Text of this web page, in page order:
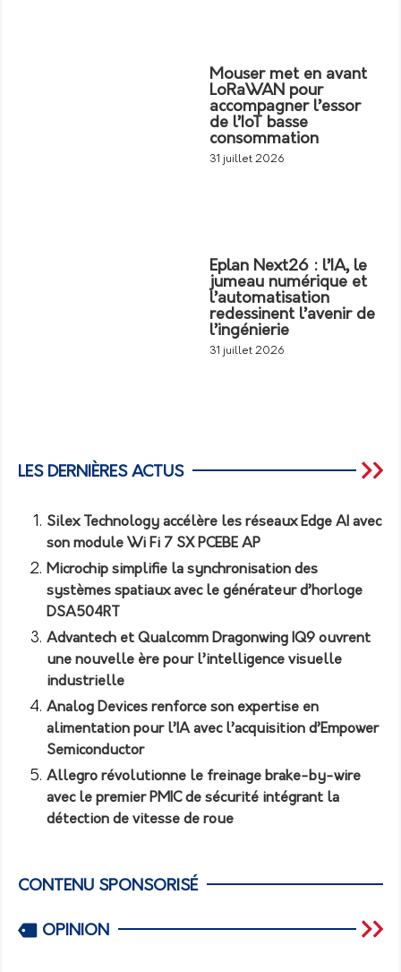
Mouser met en avant
LoRaWAN pour
accompagner l’essor
de l’IoT basse
consommation
31 juillet 2026
Eplan Next26 : l’IA, le
jumeau numérique et
l’automatisation
redessinent l’avenir de
l’ingénierie
31 juillet 2026
LES DERNIÈRES ACTUS
Silex Technology accélère les réseaux Edge AI avec
son module Wi Fi 7 SX PCEBE AP
Microchip simplifie la synchronisation des
systèmes spatiaux avec le générateur d’horloge
DSA504RT
Advantech et Qualcomm Dragonwing IQ9 ouvrent
une nouvelle ère pour l’intelligence visuelle
industrielle
Analog Devices renforce son expertise en
alimentation pour l’IA avec l’acquisition d’Empower
Semiconductor
Allegro révolutionne le freinage brake-by-wire
avec le premier PMIC de sécurité intégrant la
détection de vitesse de roue
CONTENU SPONSORISÉ
OPINION